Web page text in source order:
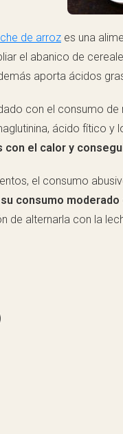
de arroz es una
el abanico de
aporta ácidos
con el consumo
ácido fítico
con el calor y
el consumo
su consumo
de alternarla con la